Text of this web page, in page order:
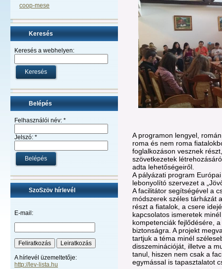
coop-mese
Keresés
Keresés a webhelyen:
Belépés
Felhasználói név: *
Jelszó: *
SzoSzöv hírlevél
E-mail:
A hírlevél üzemeltetője:
http://lev-lista.hu
A programon lengyel,
roma és nem roma
foglalkozáson vesznek
szövetkezetek
adta lehetőségeiről.
A pályázati program
lebonyolító szervezet a
A facilitátor segítségével a
módszerek széles tárházát
részt a fiatalok, a csere
kapcsolatos ismeretek
kompetenciák fejlődésére,
biztonságra. A projekt
tartjuk a téma minél
disszeminációját, illetve a
tanul, hiszen nem csak a
egymással is tapasztalatot